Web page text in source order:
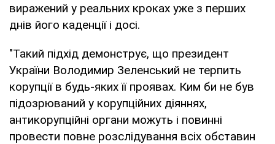
виражений у реальних кроках уже з перших
днів його каденції і досі.
"Такий підхід демонструє, що президент
України Володимир Зеленський не терпить
корупції в будь-яких її проявах. Ким би не був
підозрюваний у корупційних діяннях,
антикорупційні органи можуть і повинні
провести повне розслідування всіх обставин